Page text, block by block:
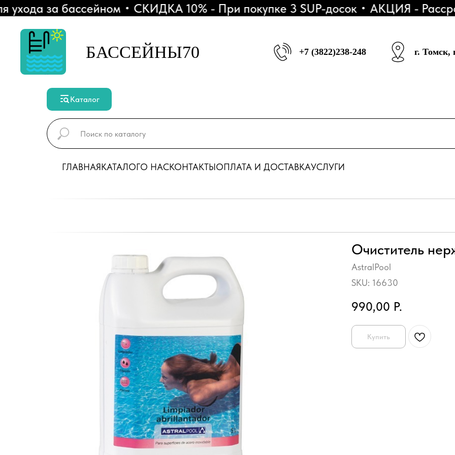
за бассейном СКИДКА 10% - При покупке 3 SUP-досок АКЦИЯ -
БАССЕЙНЫ70 +7 (3822)238-248 г. Томск,
Каталог
ГЛАВНАЯКАТАЛОГО НАСКОНТАКТЫОПЛАТА И ДОСТАВКАУСЛУГИ
Очиститель
AstralPool
SKU: 16630
990,00 Р.
Купить